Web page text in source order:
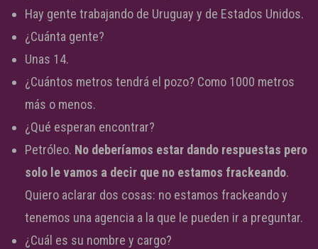
Hay gente trabajando de Uruguay y de Estados Unidos.
¿Cuánta gente?
Unas 14.
¿Cuántos metros tendrá el pozo? Como 1000 metros
más o menos.
¿Qué esperan encontrar?
Petróleo. No deberíamos estar dando respuestas pero
solo le vamos a decir que no estamos frackeando.
Quiero aclarar dos cosas: no estamos frackeando y
tenemos una agencia a la que le pueden ir a preguntar.
¿Cuál es su nombre y cargo?